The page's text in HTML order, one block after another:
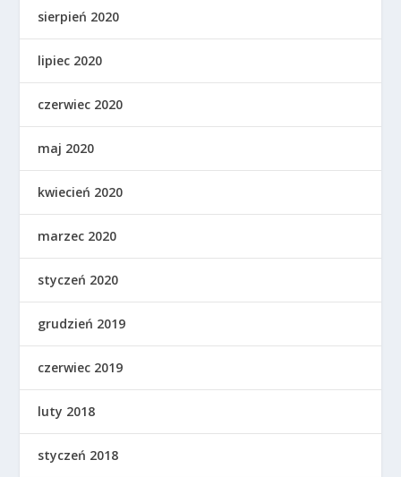
sierpień 2020
lipiec 2020
czerwiec 2020
maj 2020
kwiecień 2020
marzec 2020
styczeń 2020
grudzień 2019
czerwiec 2019
luty 2018
styczeń 2018